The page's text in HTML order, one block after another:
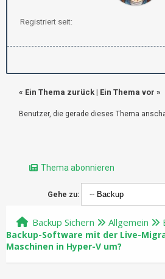
Registriert seit:
« Ein Thema zurück | Ein Thema vor »
Benutzer, die gerade dieses Thema
Thema abonnieren
Gehe zu:
Backup Sichern Allgemein
Backup-Software mit der Live-
Maschinen in Hyper-V um?